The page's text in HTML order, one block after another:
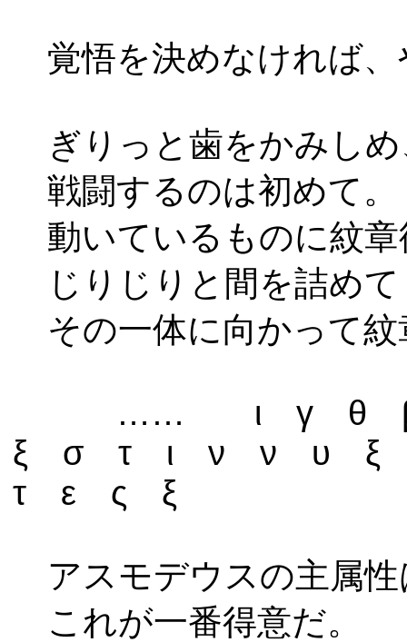
覚悟を決めなければ、
ぎりっと歯をかみしめ
戦闘するのは初めて。
動いているものに紋章
じりじりと間を詰めて
その一体に向かって紋
…… ι γ θ β
ξ σ τ ι ν ν υ
τ ε ς ξ
アスモデウスの主属性
これが一番得意だ。